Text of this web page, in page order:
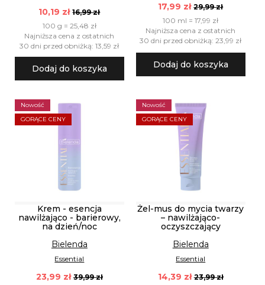
10,19 zł 16,99 zł
100 g = 25,48 zł
Najniższa cena z ostatnich
30 dni przed obniżką: 13,59 zł
Dodaj do koszyka
17,99 zł 29,99 zł
100 ml = 17,99 zł
Najniższa cena z ostatnich
30 dni przed obniżką: 23,99 zł
Dodaj do koszyka
Nowość
GORĄCE CENY
Krem - esencja
nawilżająco - barierowy,
na dzień/noc
Bielenda
Essential
23,99 zł 39,99 zł
Nowość
GORĄCE CENY
Żel-mus do mycia twarzy
– nawilżająco-
oczyszczający
Bielenda
Essential
14,39 zł 23,99 zł